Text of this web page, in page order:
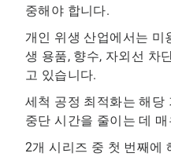
중해야 합니다.
개인 위생 산업에서는 미
생 용품, 향수, 자외선 차
고 있습니다.
세척 공정 최적화는 해당
중단 시간을 줄이는 데
2개 시리즈 중 첫 번째에